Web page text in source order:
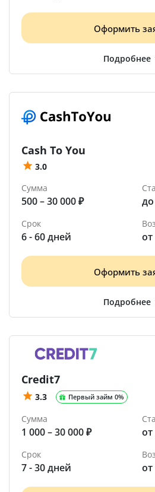
Оформить
Cash To You
3.0
Сумма
500 – 30 000 ₽
Срок
6 - 60 дней от
Оформить
Credit7
3.3 Первый займ 0%
Сумма
1 000 – 30 000 ₽ от
Срок
7 - 30 дней от